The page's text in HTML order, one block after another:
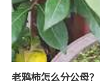
老鸦柿怎么分公母？